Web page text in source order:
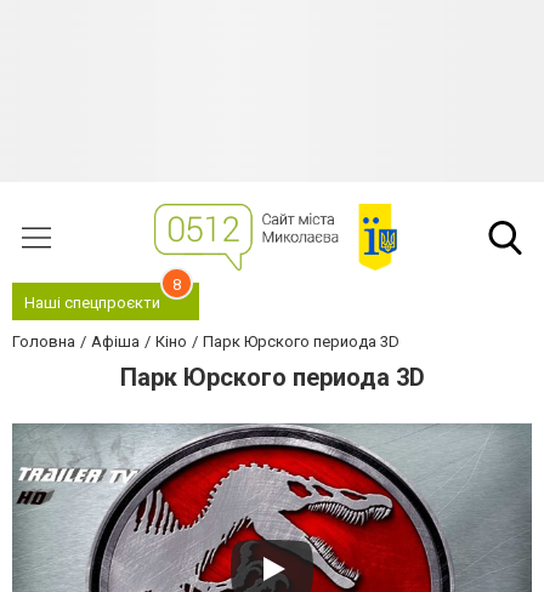
Наші спецпроєкти
8
Головна Афіша Кіно Парк Юрского периода 3D
Парк Юрского периода 3D